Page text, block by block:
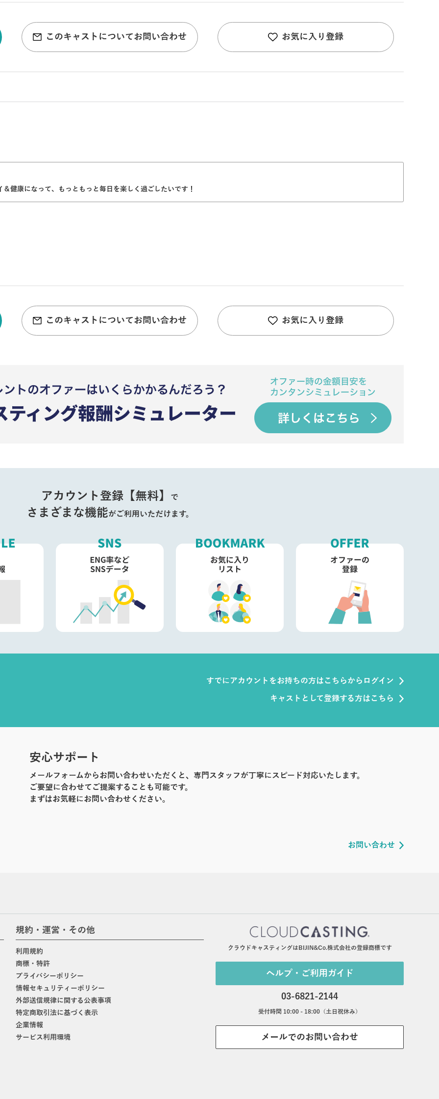
このキャストについてお問い合わせ お気に入り登録
健康になって、もっともっと毎日を楽しく過ごしたいです！
このキャストについてお問い合わせ お気に入り登録
アカウント登録【無料】 で
さまざまな機能がご利用いただけます。
すでにアカウントをお持ちの方はこちらからログイン
キャストとして登録する方はこちら
安心サポート
メールフォームからお問い合わせいただくと、専門スタッフが丁寧にスピード対応いたします。
ご要望に合わせてご提案することも可能です。
まずはお気軽にお問い合わせください。
お問い合わせ
規約・運営・その他
利用規約
商標・特許
プライバシーポリシー
情報セキュリティーポリシー
外部送信規律に関する公表事項
特定商取引法に基づく表示
企業情報
サービス利用環境
クラウドキャスティングはBIJIN&Co.株式会社の登録商標です
ヘルプ・ご利用ガイド
03-6821-2144
受付時間 10:00 - 18:00（土日祝休み）
メールでのお問い合わせ